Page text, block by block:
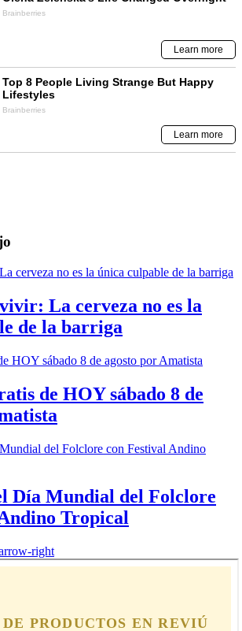
La cerveza no es la
de la barriga
de HOY sábado 8 de
Día Mundial del Folclore
Tropical